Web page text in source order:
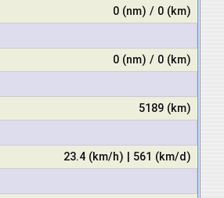
0 (nm) / 0 (km)
0 (nm) / 0 (km)
5189 (km)
23.4 (km/h) | 561 (km/d)